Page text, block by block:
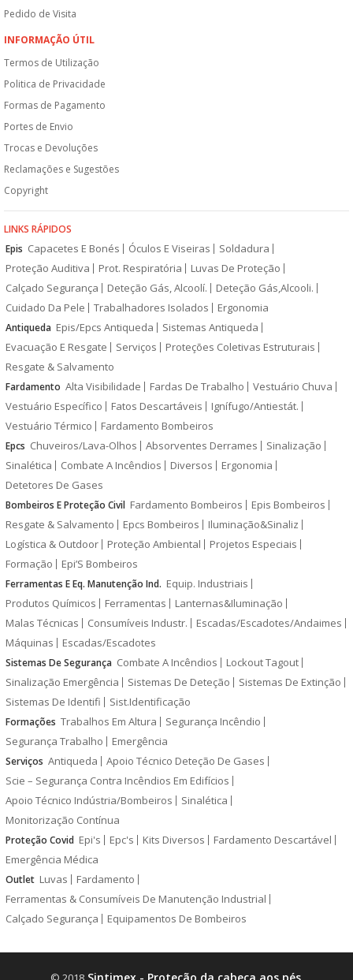
Pedido de Visita
INFORMAÇÃO ÚTIL
Termos de Utilização
Politica de Privacidade
Formas de Pagamento
Portes de Envio
Trocas e Devoluções
Reclamações e Sugestões
Copyright
LINKS RÁPIDOS
Epis Capacetes E Bonés Óculos E Viseiras
Soldadura
Proteção Auditiva
Prot. Respiratória
Luvas De Proteção
Calçado Segurança
Deteção Gás, Alcoolí.
Deteção Gás,Alcooli.
Cuidado Da Pele
Trabalhadores Isolados Ergonomia
Antiqueda Epis/Epcs Antiqueda
Sistemas Antiqueda
Evacuação E Resgate
Serviços
Proteções Coletivas Estruturais
Resgate & Salvamento
Fardamento Alta Visibilidade Fardas De Trabalho
Vestuário Chuva
Vestuário Específico
Fatos Descartáveis
Ignífugo/Antiestát.
Vestuário Térmico
Fardamento Bombeiros
Epcs Chuveiros/Lava-Olhos Absorventes Derrames
Sinalização
Sinalética
Combate A Incêndios Diversos
Ergonomia
Detetores De Gases
Bombeiros E Proteção Civil Fardamento Bombeiros
Epis Bombeiros
Resgate & Salvamento
Epcs Bombeiros
Iluminação&Sinaliz
Logística & Outdoor
Proteção Ambiental
Projetos Especiais
Formação
Epi’S Bombeiros
Ferramentas E Eq. Manutenção Ind. Equip. Industriais
Produtos Químicos
Ferramentas
Lanternas&Iluminação
Malas Técnicas
Consumíveis Industr.
Escadas/Escadotes/Andaimes
Máquinas
Escadas/Escadotes
Sistemas De Segurança Combate A Incêndios
Lockout Tagout
Sinalização Emergência
Sistemas De Deteção
Sistemas De Extinção
Sistemas De Identifi
Sist.Identificação
Formações Trabalhos Em Altura
Segurança Incêndio
Segurança Trabalho
Emergência
Serviços Antiqueda
Apoio Técnico Deteção De Gases
Scie – Segurança Contra Incêndios Em Edifícios
Apoio Técnico Indústria/Bombeiros
Sinalética
Monitorização Contínua
Proteção Covid Epi's Epc's Kits Diversos
Fardamento Descartável
Emergência Médica
Outlet Luvas
Fardamento
Ferramentas & Consumíveis De Manutenção Industrial
Calçado Segurança
Equipamentos De Bombeiros